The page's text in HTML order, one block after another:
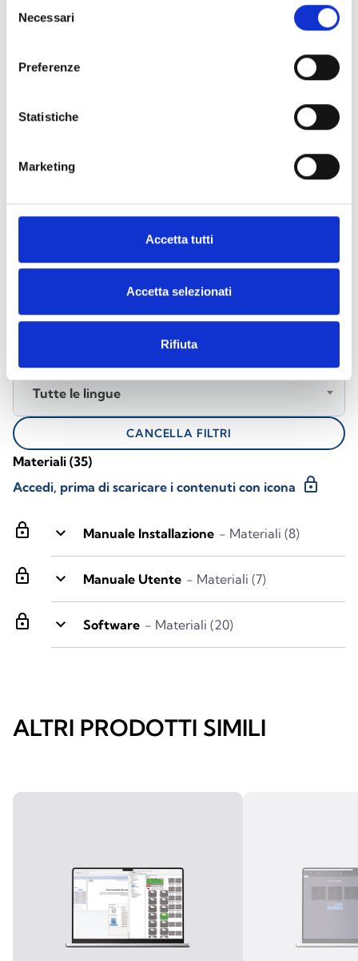
delNecessari
Preferenze
Statistiche
Marketing
Accetta tutti
Accetta selezionati
Rifiuta
Accedi a MyInim e scarica il
DOCUMENTAZIONE
Scarica la documentazione
lock keyboard_arrow_down Manuale Installazione - Materiali (8)
lock keyboard_arrow_down Manuale Utente - Materiali (7)
lock keyboard_arrow_down Software - Materiali (20)
Materiali (35)
Accedi, prima di scaricare i contenuti con icona lock
Tutte le lingue
CANCELLA FILTRI
ALTRI PRODOTTI SIMILI